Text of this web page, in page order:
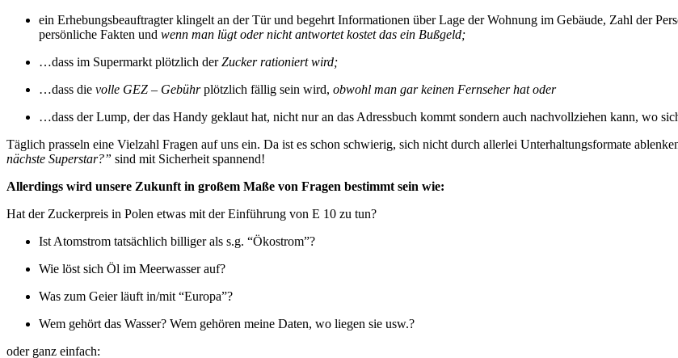
ein Erhebungsbeauftragter klingelt an der Tür und begehrt Informationen über Lage der Wohnung im Gebäude, Zahl der
persönliche Fakten und wenn man lügt oder nicht antwortet kostet das ein Bußgeld;
…dass im Supermarkt plötzlich derZucker rationiert wird;
…dass die volle GEZ – Gebührplötzlich fällig sein wird, obwohl man gar keinen Fernseher hat oder
…dass der Lump, der das Handy geklaut hat, nicht nur an das Adressbuch kommt sondern auch nachvollziehen kann, wo
Täglich prasseln eine Vielzahl Fragen auf uns ein. Da ist es schon schwierig, sich nicht durch allerlei Unterhaltungsformate
nächste Superstar?” sind mit Sicherheit spannend!
Allerdings wird unsere Zukunft in großem Maße von Fragen bestimmt sein wie:
Hat der Zuckerpreis in Polen etwas mit der Einführung von E 10 zu tun?
Ist Atomstrom tatsächlich billiger als s.g. “Ökostrom”?
Wie löst sich Öl im Meerwasser auf?
Was zum Geier läuft in/mit “Europa”?
Wem gehört das Wasser? Wem gehören meine Daten, wo liegen sie usw.?
oder ganz einfach: